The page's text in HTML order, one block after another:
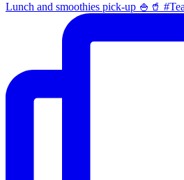
Lunch and smoothies pick-up 🍚🥤